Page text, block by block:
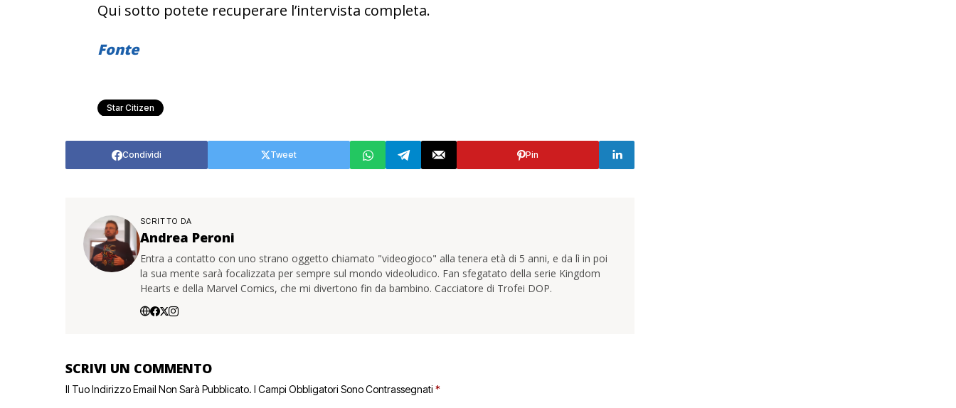
Qui sotto potete recuperare l’intervista completa.
Fonte
Star Citizen
Condividi Tweet Pin
SCRITTO DA
Andrea Peroni
Entra a contatto con uno strano oggetto chiamato "videogioco" alla tenera età di 5 anni, e da lì in poi
la sua mente sarà focalizzata per sempre sul mondo videoludico. Fan sfegatato della serie Kingdom
Hearts e della Marvel Comics, che mi divertono fin da bambino. Cacciatore di Trofei DOP.
SCRIVI UN COMMENTO
Il Tuo Indirizzo Email Non Sarà Pubblicato. I Campi Obbligatori Sono Contrassegnati *